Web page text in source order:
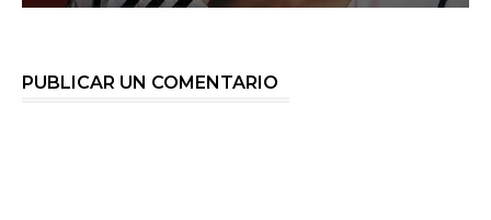
PUBLICAR UN COMENTARIO